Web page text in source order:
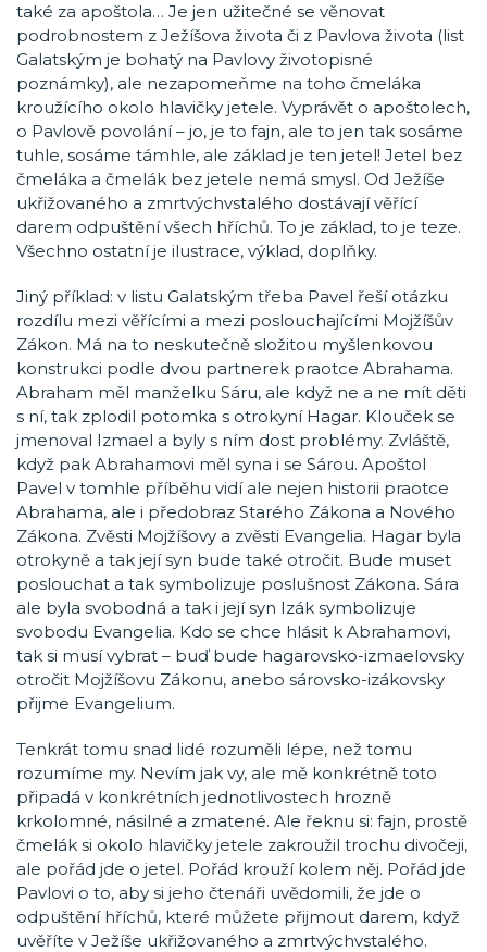
také za apoštola… Je jen užitečné se věnovat
podrobnostem z Ježíšova života či z Pavlova života (list
Galatským je bohatý na Pavlovy životopisné
poznámky), ale nezapomeňme na toho čmeláka
kroužícího okolo hlavičky jetele. Vyprávět o apoštolech,
o Pavlově povolání – jo, je to fajn, ale to jen tak sosáme
tuhle, sosáme támhle, ale základ je ten jetel! Jetel bez
čmeláka a čmelák bez jetele nemá smysl. Od Ježíše
ukřižovaného a zmrtvýchvstalého dostávají věřící
darem odpuštění všech hříchů. To je základ, to je teze.
Všechno ostatní je ilustrace, výklad, doplňky.
Jiný příklad: v listu Galatským třeba Pavel řeší otázku
rozdílu mezi věřícími a mezi poslouchajícími Mojžíšův
Zákon. Má na to neskutečně složitou myšlenkovou
konstrukci podle dvou partnerek praotce Abrahama.
Abraham měl manželku Sáru, ale když ne a ne mít děti
s ní, tak zplodil potomka s otrokyní Hagar. Klouček se
jmenoval Izmael a byly s ním dost problémy. Zvláště,
když pak Abrahamovi měl syna i se Sárou. Apoštol
Pavel v tomhle příběhu vidí ale nejen historii praotce
Abrahama, ale i předobraz Starého Zákona a Nového
Zákona. Zvěsti Mojžíšovy a zvěsti Evangelia. Hagar byla
otrokyně a tak její syn bude také otročit. Bude muset
poslouchat a tak symbolizuje poslušnost Zákona. Sára
ale byla svobodná a tak i její syn Izák symbolizuje
svobodu Evangelia. Kdo se chce hlásit k Abrahamovi,
tak si musí vybrat – buď bude hagarovsko-izmaelovsky
otročit Mojžíšovu Zákonu, anebo sárovsko-izákovsky
přijme Evangelium.
Tenkrát tomu snad lidé rozuměli lépe, než tomu
rozumíme my. Nevím jak vy, ale mě konkrétně toto
připadá v konkrétních jednotlivostech hrozně
krkolomné, násilné a zmatené. Ale řeknu si: fajn, prostě
čmelák si okolo hlavičky jetele zakroužil trochu divočeji,
ale pořád jde o jetel. Pořád krouží kolem něj. Pořád jde
Pavlovi o to, aby si jeho čtenáři uvědomili, že jde o
odpuštění hříchů, které můžete přijmout darem, když
uvěříte v Ježíše ukřižovaného a zmrtvýchvstalého.